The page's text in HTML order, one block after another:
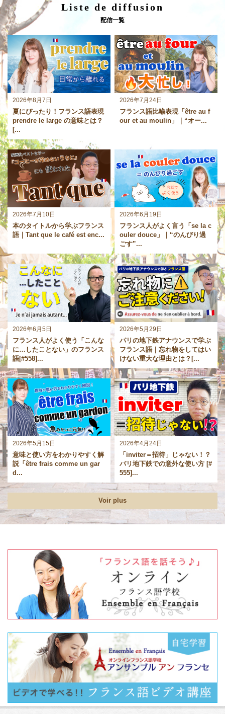
Liste de diffusion
配信一覧
2026年8月7日
夏にぴったり！フランス語表現
prendre le large の意味とは？
[...
2026年7月24日
フランス語比喩表現「être au f
our et au moulin」｜“オー...
2026年7月10日
本のタイトルから学ぶフランス
語｜Tant que le café est enc...
2026年6月19日
フランス人がよく言う「se la c
ouler douce」｜“のんびり過
ごす”...
2026年6月5日
フランス人がよく使う「こんな
に…したことない」のフランス
語[#558]...
2026年5月29日
パリの地下鉄アナウンスで学ぶ
フランス語｜忘れ物をしてはい
けない重大な理由とは？[...
2026年5月15日
意味と使い方をわかりやすく解
説「être frais comme un gar
d...
2026年4月24日
「inviter＝招待」じゃない！？
パリ地下鉄での意外な使い方 [#
555]...
Voir plus